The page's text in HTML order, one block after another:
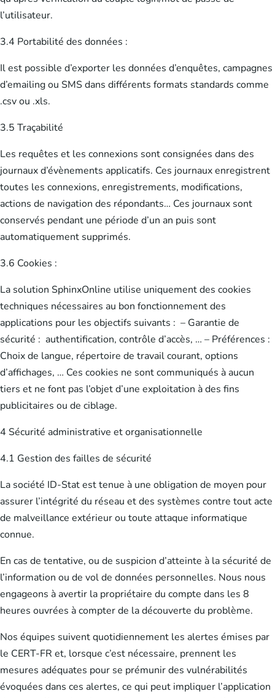
l’utilisateur.
3.4 Portabilité des données :
Il est possible d’exporter les données d’enquêtes, campagnes
d’emailing ou SMS dans différents formats standards comme
.csv ou .xls.
3.5 Traçabilité
Les requêtes et les connexions sont consignées dans des
journaux d’évènements applicatifs. Ces journaux enregistrent
toutes les connexions, enregistrements, modifications,
actions de navigation des répondants… Ces journaux sont
conservés pendant une période d’un an puis sont
automatiquement supprimés.
3.6 Cookies :
La solution SphinxOnline utilise uniquement des cookies
techniques nécessaires au bon fonctionnement des
applications pour les objectifs suivants : – Garantie de
sécurité : authentification, contrôle d’accès, … – Préférences :
Choix de langue, répertoire de travail courant, options
d’affichages, … Ces cookies ne sont communiqués à aucun
tiers et ne font pas l’objet d’une exploitation à des fins
publicitaires ou de ciblage.
4 Sécurité administrative et organisationnelle
4.1 Gestion des failles de sécurité
La société ID-Stat est tenue à une obligation de moyen pour
assurer l’intégrité du réseau et des systèmes contre tout acte
de malveillance extérieur ou toute attaque informatique
connue.
En cas de tentative, ou de suspicion d’atteinte à la sécurité de
l’information ou de vol de données personnelles. Nous nous
engageons à avertir la propriétaire du compte dans les 8
heures ouvrées à compter de la découverte du problème.
Nos équipes suivent quotidiennement les alertes émises par
le CERT-FR et, lorsque c’est nécessaire, prennent les
mesures adéquates pour se prémunir des vulnérabilités
évoquées dans ces alertes, ce qui peut impliquer l’application